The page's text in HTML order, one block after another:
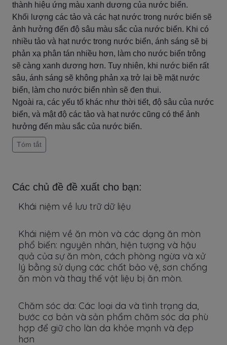
thành hiệu ứng màu xanh dương của nước biển.
Khối lượng các tảo và các hạt nước trong nước biển sẽ
ảnh hưởng đến độ sâu màu sắc của nước biển. Khi có
nhiều tảo và hạt nước trong nước biển, ánh sáng sẽ bị
phản xạ phân tán nhiều hơn, làm cho nước biển trông
sẽ càng xanh dương hơn. Tuy nhiên, khi nước biển rất
sâu, ánh sáng sẽ không phản xạ trở lại bề mặt nước
biển, làm cho nước biển nhìn sẽ đen thui.
Ngoài ra, các yếu tố khác như thời tiết, độ sâu của nước
biển, và mật độ các tảo và hạt nước cũng có thể ảnh
hưởng đến màu sắc của nước biển.
Tóm tắt
Các chủ đề đề xuất cho bạn:
Khái niệm về lưu trữ dữ liệu
Khái niệm về ăn mòn và các dạng ăn mòn
phổ biến: nguyên nhân, hiện tượng và hậu
quả của sự ăn mòn, cách phòng ngừa và xử
lý bằng sử dụng các chất bảo vệ, sơn chống
ăn mòn và thay thế vật liệu bị ăn mòn.
Chăm sóc da: Các loại da và tình trạng da,
bước cơ bản và sản phẩm chăm sóc da phù
hợp để giữ cho làn da khỏe mạnh và đẹp
hơn